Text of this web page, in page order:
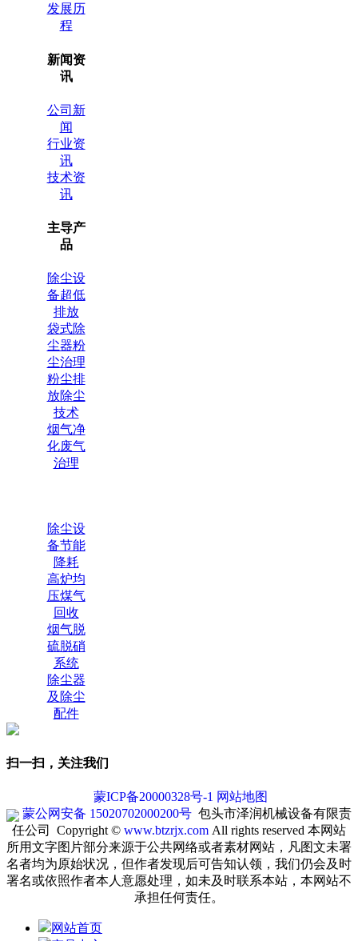
发展历
程
新闻资
讯
公司新
闻
行业资
讯
技术资
讯
主导产
品
除尘设
备超低
排放
袋式除
尘器粉
尘治理
粉尘排
放除尘
技术
烟气净
化废气
治理
除尘设
备节能
降耗
高炉均
压煤气
回收
烟气脱
硫脱硝
系统
除尘器
及除尘
配件
扫一扫，关注我们
蒙ICP备20000328号-1 网站地图
蒙公网安备 15020702000200号 包头市泽润机械设备有限责
任公司 Copyright © www.btzrjx.com All rights reserved 本网站
所用文字图片部分来源于公共网络或者素材网站，凡图文未署
名者均为原始状况，但作者发现后可告知认领，我们仍会及时
署名或依照作者本人意愿处理，如未及时联系本站，本网站不
承担任何责任。
网站首页